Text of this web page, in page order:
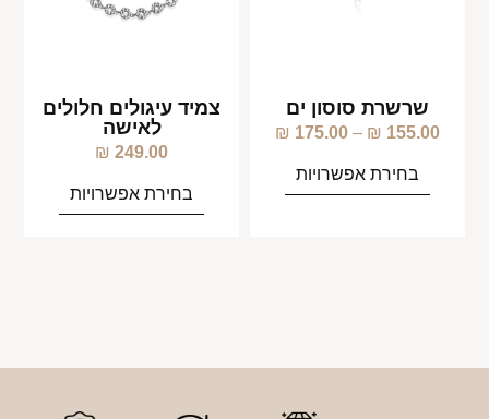
שרשרת סוסון ים
155.00
₪
–
175.00
₪
בחירת אפשרויות
צמיד עיגולים חלולים
לאישה
249.00
₪
בחירת אפשרויות